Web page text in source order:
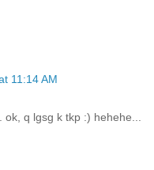
11:14 AM
ok, q lgsg k tkp :) hehehe...